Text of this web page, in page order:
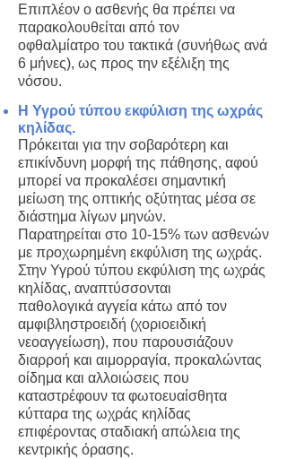
Επιπλέον ο ασθενής θα πρέπει να
παρακολουθείται από τον
οφθαλμίατρo του τακτικά (συνήθως ανά
6 μήνες), ως προς την εξέλιξη της
νόσου.
Η Υγρού τύπου εκφύλιση της ωχράς
κηλίδας.
Πρόκειται για την σοβαρότερη και
επικίνδυνη μορφή της πάθησης, αφού
μπορεί να προκαλέσει σημαντική
μείωση της οπτικής οξύτητας μέσα σε
διάστημα λίγων μηνών.
Παρατηρείται στο 10-15% των ασθενών
με προχωρημένη εκφύλιση της ωχράς.
Στην Υγρού τύπου εκφύλιση της ωχράς
κηλίδας, αναπτύσσονται
παθολογικά αγγεία κάτω από τον
αμφιβληστροειδή (χοριοειδική
νεοαγγείωση), που παρουσιάζουν
διαρροή και αιμορραγία, προκαλώντας
οίδημα και αλλοιώσεις που
καταστρέφουν τα φωτοευαίσθητα
κύτταρα της ωχράς κηλίδας
επιφέροντας σταδιακή απώλεια της
κεντρικής όρασης.